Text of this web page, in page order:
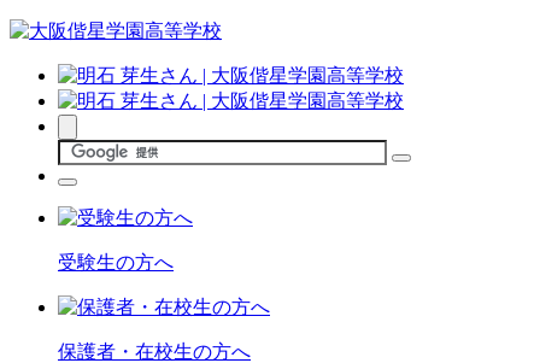
受験生の方へ
保護者・在校生の方へ